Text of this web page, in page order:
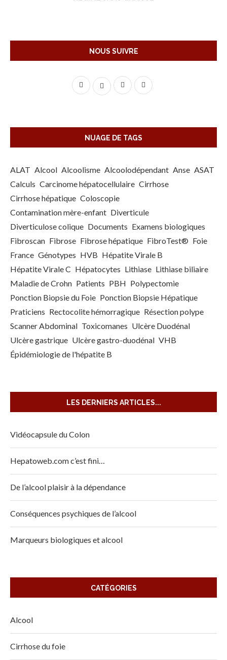
NOUS SUIVRE
NUAGE DE TAGS
ALAT Alcool Alcoolisme Alcoolodépendant Anse ASAT
Calculs Carcinome hépatocellulaire Cirrhose
Cirrhose hépatique Coloscopie
Contamination mère-enfant Diverticule
Diverticulose colique Documents Examens biologiques
Fibroscan Fibrose Fibrose hépatique FibroTest® Foie
France Génotypes HVB Hépatite Virale B
Hépatite Virale C Hépatocytes Lithiase Lithiase biliaire
Maladie de Crohn Patients PBH Polypectomie
Ponction Biopsie du Foie Ponction Biopsie Hépatique
Praticiens Rectocolite hémorragique Résection polype
Scanner Abdominal Toxicomanes Ulcère Duodénal
Ulcère gastrique Ulcère gastro-duodénal VHB
Épidémiologie de l'hépatite B
LES DERNIERS ARTICLES...
Vidéocapsule du Colon
Hepatoweb.com c’est fini…
De l’alcool plaisir à la dépendance
Conséquences psychiques de l’alcool
Marqueurs biologiques et alcool
CATÉGORIES
Alcool
Cirrhose du foie